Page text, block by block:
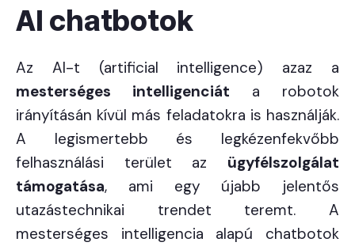
AI chatbotok
Az AI-t (artificial intelligence) azaz a
mesterséges intelligenciát a robotok
irányításán kívül más feladatokra is használják.
A legismertebb és legkézenfekvőbb
felhasználási terület az ügyfélszolgálat
támogatása, ami egy újabb jelentős
utazástechnikai trendet teremt. A
mesterséges intelligencia alapú chatbotok